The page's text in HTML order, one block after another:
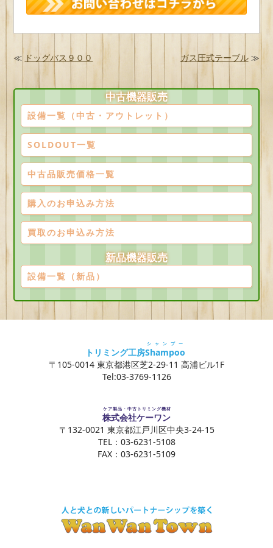
≪ ドッグバス９００ ガス圧式テーブル≫
中古機器販売
設備一覧（中古・アウトレット）
SOLDOUT一覧
中古品販売価格一覧
購入のお申込み方法
買取のお申込み方法
新品機器販売
設備一覧（新品）
トリミング工房Shampoo
シャンプー
〒105-0014 東京都港区芝2-29-11 高浦ビル1F
Tel:03-3769-1126
株式会社ケーワン
ケア製品・中古トリミング機材
〒132-0021 東京都江戸川区中央3-24-15
TEL：03-6231-5108
FAX：03-6231-5109